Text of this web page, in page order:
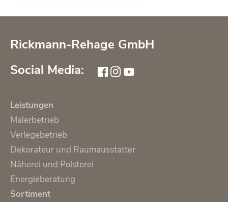
Rickmann-Rehage GmbH
Social Media:
Leistungen
Malerbetrieb
Verlegebetrieb
Dekorateur und Raumausstatter
Näherei und Polsterei
Energieberatung
Sortiment